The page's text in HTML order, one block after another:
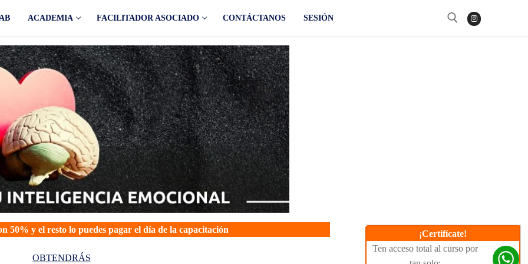
ACADEMIA FACILITADOR ASOCIADO CONTÁCTANOS SESIÓN
50% y el resto lo puedes pagar el día de la capacitación
OBTENDRÁS
¡Certifícate!
Ten acceso total al curso por